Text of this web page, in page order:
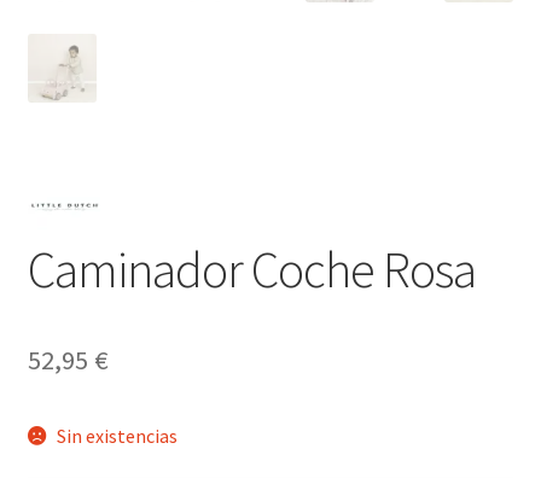
Caminador Coche Rosa
52,95 €
Sin existencias